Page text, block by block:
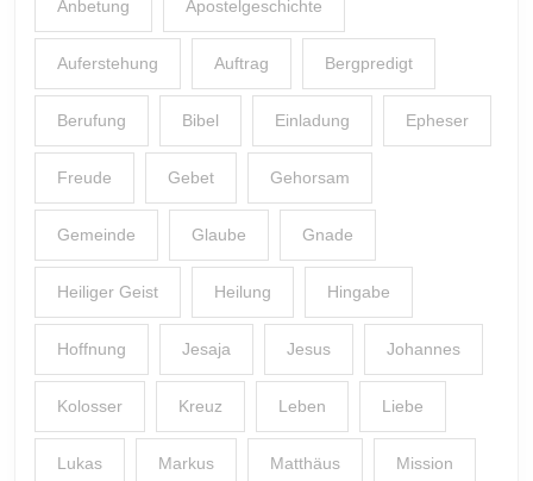
Anbetung Apostelgeschichte
Auferstehung Auftrag Bergpredigt
Berufung Bibel Einladung Epheser
Freude Gebet Gehorsam
Gemeinde Glaube Gnade
Heiliger Geist Heilung Hingabe
Hoffnung Jesaja Jesus Johannes
Kolosser Kreuz Leben Liebe
Lukas Markus Matthäus Mission